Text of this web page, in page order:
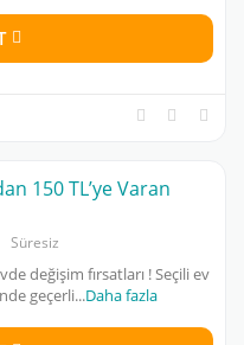
150 TL’ye Varan
Süresiz
değişim fırsatları ! Seçili ev
geçerli...Daha fazla